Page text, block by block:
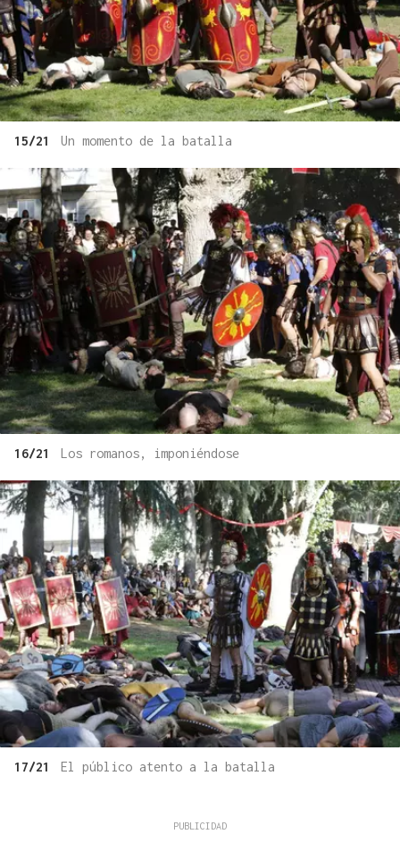
15/21 Un momento de la batalla
16/21 Los romanos, imponiéndose
17/21 El público atento a la batalla